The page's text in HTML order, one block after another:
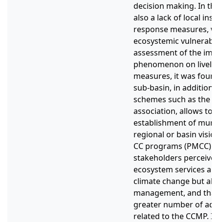
decision making. In
also a lack of local
response measures,
ecosystemic
assessment of the
phenomenon on
measures, it was
sub-basin, in addition
schemes such as the
association, allows to
establishment of
regional or basin
CC programs
stakeholders perceive
ecosystem services
climate change but
management, and
greater number of
related to the CCMP.